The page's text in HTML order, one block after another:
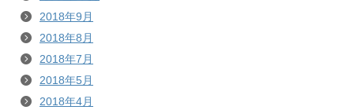
2018年9月
2018年8月
2018年7月
2018年5月
2018年4月